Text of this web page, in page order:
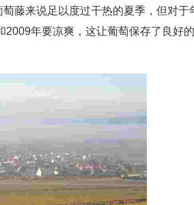
藤来说足以度过干热的夏季，但对
2009年要凉爽，这让葡萄保存了良好